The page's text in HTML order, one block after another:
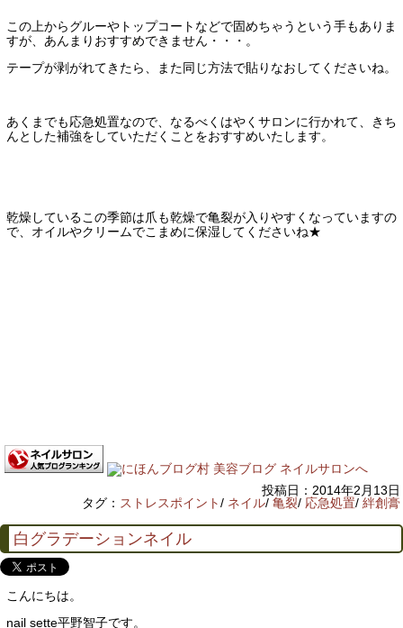
この上からグルーやトップコートなどで固めちゃうという手もありま
すが、あんまりおすすめできません・・・。
テープが剥がれてきたら、また同じ方法で貼りなおしてくださいね。
あくまでも応急処置なので、なるべくはやくサロンに行かれて、きち
んとした補強をしていただくことをおすすめいたします。
乾燥しているこの季節は爪も乾燥で亀裂が入りやすくなっていますの
で、オイルやクリームでこまめに保湿してくださいね★
投稿日：2014年2月13日
タグ： ストレスポイント/ ネイル/ 亀裂/ 応急処置/ 絆創膏
白グラデーションネイル
こんにちは。
nail sette平野智子です。